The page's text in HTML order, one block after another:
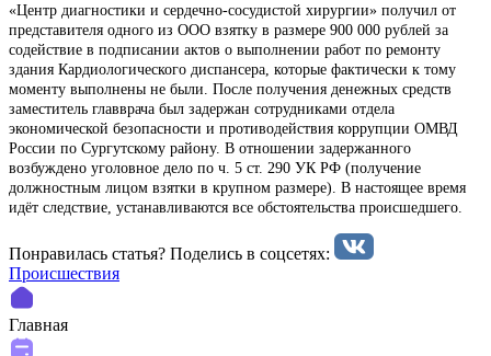
«Центр диагностики и сердечно-сосудистой хирургии» получил от
представителя одного из ООО взятку в размере 900 000 рублей за
содействие в подписании актов о выполнении работ по ремонту
здания Кардиологического диспансера, которые фактически к тому
моменту выполнены не были. После получения денежных средств
заместитель главврача был задержан сотрудниками отдела
экономической безопасности и противодействия коррупции ОМВД
России по Сургутскому району. В отношении задержанного
возбуждено уголовное дело по ч. 5 ст. 290 УК РФ (получение
должностным лицом взятки в крупном размере). В настоящее время
идёт следствие, устанавливаются все обстоятельства происшедшего.
Понравилась статья? Поделиcь в соцсетях:
Происшествия
Главная